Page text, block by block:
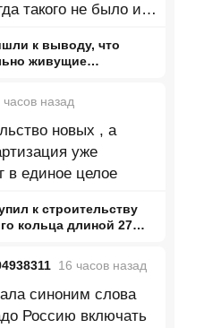
такого не было и
к выводу, что
живущие
часов назад
новых , а
уже
в единое целое
к строительству
кольца длиной 27
16 часов назад
синоним слова
Россию включать